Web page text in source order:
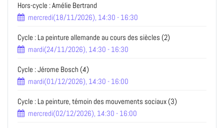
Hors-cycle : Amélie Bertrand
mercredi(18/11/2026), 14:30 - 16:30
Cycle : La peinture allemande au cours des siècles (2)
mardi(24/11/2026), 14:30 - 16:30
Cycle : Jérome Bosch (4)
mardi(01/12/2026), 14:30 - 16:00
Cycle : La peinture, témoin des mouvements sociaux (3)
mercredi(02/12/2026), 14:30 - 16:00